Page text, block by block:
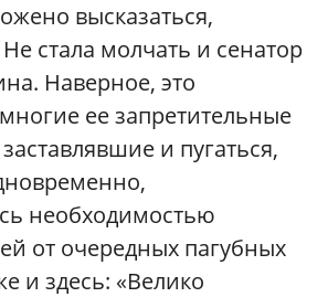
высказаться,
стала молчать и сенатор
Наверное, это
ее запретительные
и пугаться,
необходимостью
от очередных пагубных
и здесь: «Велико